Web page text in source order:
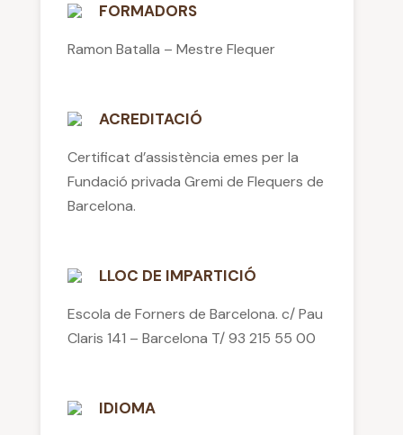
FORMADORS
Ramon Batalla – Mestre Flequer
ACREDITACIÓ
Certificat d’assistència emes per la
Fundació privada Gremi de Flequers de
Barcelona.
LLOC DE IMPARTICIÓ
Escola de Forners de Barcelona. c/ Pau
Claris 141 – Barcelona T/ 93 215 55 00
IDIOMA